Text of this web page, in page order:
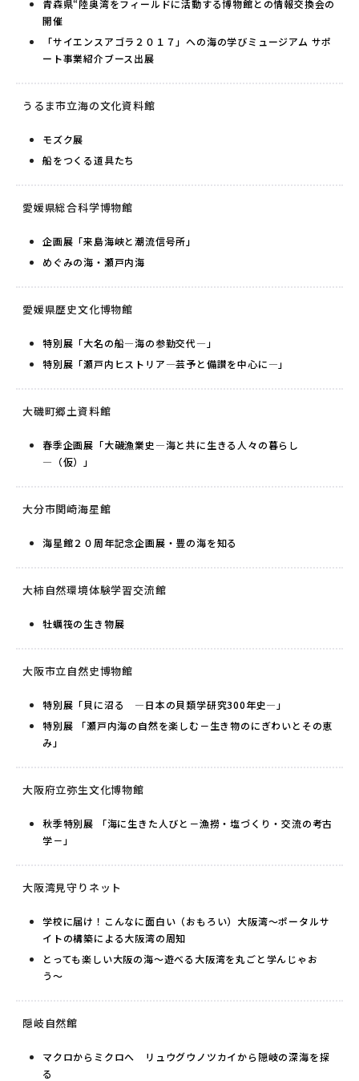
青森県“陸奥湾をフィールドに活動する博物館との情報交換会の
開催
「サイエンスアゴラ２０１７」への海の学びミュージアム サポ
ート事業紹介ブース出展
うるま市立海の文化資料館
モズク展
船をつくる道具たち
愛媛県総合科学博物館
企画展「来島海峡と潮流信号所」
めぐみの海・瀬戸内海
愛媛県歴史文化博物館
特別展「大名の船―海の参勤交代―」
特別展「瀬戸内ヒストリア―芸予と備讃を中心に―」
大磯町郷土資料館
春季企画展「大磯漁業史―海と共に生きる人々の暮らし
―（仮）」
大分市関崎海星館
海星館２０周年記念企画展・豊の海を知る
大柿自然環境体験学習交流館
牡蠣筏の生き物展
大阪市立自然史博物館
特別展「貝に沼る —日本の貝類学研究300年史—」
特別展 「瀬戸内海の自然を楽しむ－生き物のにぎわいとその恵
み」
大阪府立弥生文化博物館
秋季特別展 「海に生きた人びと－漁撈・塩づくり・交流の考古
学－」
大阪湾見守りネット
学校に届け！こんなに面白い（おもろい）大阪湾～ポータルサ
イトの構築による大阪湾の周知
とっても楽しい大阪の海〜遊べる大阪湾を丸ごと学んじゃお
う〜
隠岐自然館
マクロからミクロへ リュウグウノツカイから隠岐の深海を探
る